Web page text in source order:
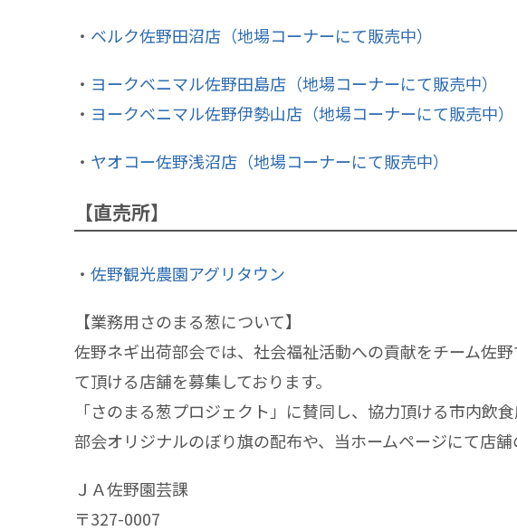
・ ベルク佐野田沼店（地場コーナーにて販売中）
・ ヨークベニマル佐野田島店（地場コーナーにて販売中）
・ ヨークベニマル佐野伊勢山店（地場コーナーにて販売中）
・ ヤオコー佐野浅沼店（地場コーナーにて販売中）
【直売所】
・ 佐野観光農園アグリタウン
【業務用さのまる葱について】
佐野ネギ出荷部会では、社会福祉活動への貢献をチーム佐
て頂ける店舗を募集しております。
「さのまる葱プロジェクト」に賛同し、協力頂ける市内飲
部会オリジナルのぼり旗の配布や、当ホームページにて店
ＪＡ佐野園芸課
〒327-0007